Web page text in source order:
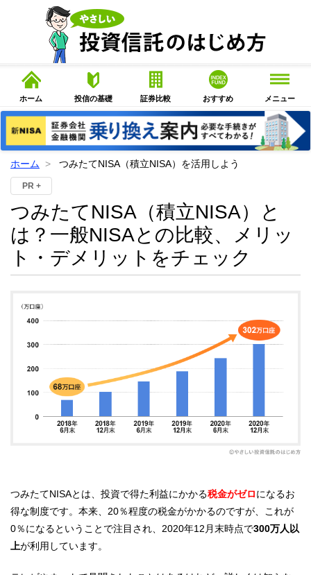
ホーム 投信の基礎 証券比較 おすすめ メニュー
ホーム つみたてNISA（積立NISA）を活用しよう
PR +
つみたてNISA（積立NISA）と
は？一般NISAとの比較、メリッ
ト・デメリットをチェック
つみたてNISAとは、投資で得た利益にかかる税金がゼロになるお
得な制度です。本来、20％程度の税金がかかるのですが、これが
0％になるということで注目され、2020年12月末時点で300万人以
上が利用しています。